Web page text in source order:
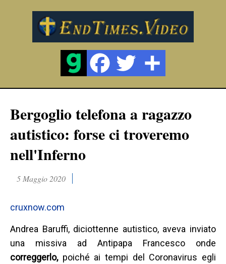
Bergoglio telefona a ragazzo
autistico: forse ci troveremo
nell'Inferno
5 Maggio 2020
cruxnow.com
Andrea Baruffi, diciottenne autistico, aveva inviato
una missiva ad Antipapa Francesco onde
correggerlo, poiché ai tempi del Coronavirus egli